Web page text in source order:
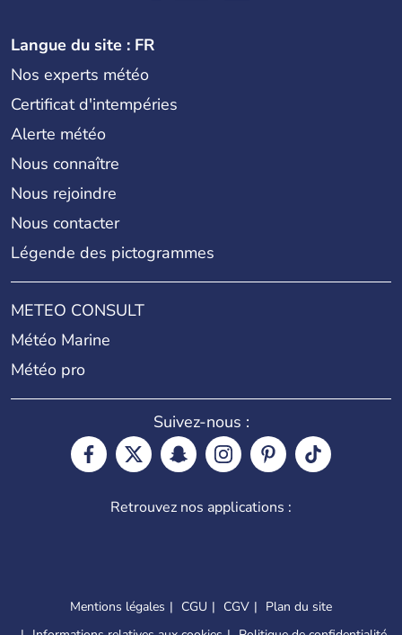
Langue du site : FR
Nos experts météo
Certificat d'intempéries
Alerte météo
Nous connaître
Nous rejoindre
Nous contacter
Légende des pictogrammes
METEO CONSULT
Météo Marine
Météo pro
Suivez-nous :
Retrouvez nos applications :
Mentions légales CGU CGV
Plan du site